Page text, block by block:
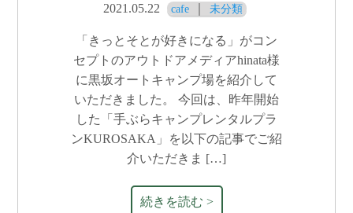
2021.05.22 cafe 未分類
「きっとそとが好きになる」がコン
セプトのアウトドアメディアhinata様
に黒坂オートキャンプ場を紹介して
いただきました。 今回は、昨年開始
した「手ぶらキャンプレンタルプラ
ンKUROSAKA」を以下の記事でご紹
介いただきま […]
続きを読む >